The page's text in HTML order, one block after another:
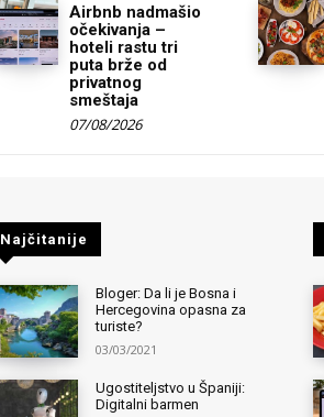
Airbnb nadmašio
očekivanja –
hoteli rastu tri
puta brže od
privatnog
smeštaja
07/08/2026
Najčitanije
Bloger: Da li je Bosna i
Hercegovina opasna za
turiste?
03/03/2021
Ugostiteljstvo u Španiji:
Digitalni barmen